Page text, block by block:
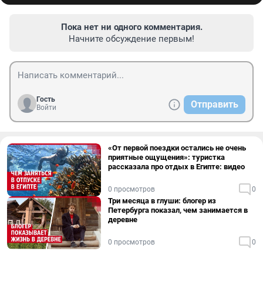
Пока нет ни одного комментария.
Начните обсуждение первым!
Гость
Войти
Отправить
«От первой поездки остались не очень
приятные ощущения»: туристка
рассказала про отдых в Египте: видео
0 просмотров 0
Три месяца в глуши: блогер из
Петербурга показал, чем занимается в
деревне
0 просмотров 0